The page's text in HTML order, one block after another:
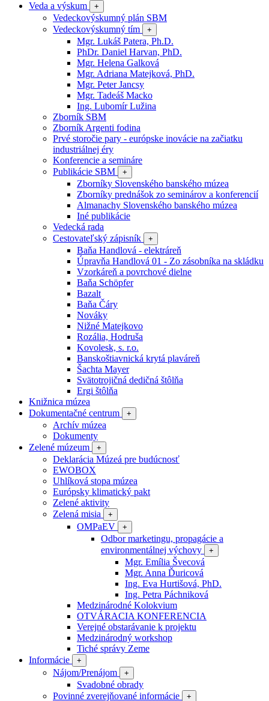
Veda a výskum
+
Vedeckovýskumný plán SBM
Vedeckovýskumný tím
+
Mgr. Lukáš Patera, Ph.D.
PhDr. Daniel Harvan, PhD.
Mgr. Helena Galková
Mgr. Adriana Matejková, PhD.
Mgr. Peter Jancsy
Mgr. Tadeáš Macko
Ing. Lubomír Lužina
Zborník SBM
Zborník Argenti fodina
Prvé storočie pary - európske inovácie na začiatku
industriálnej éry
Konferencie a semináre
Publikácie SBM
+
Zborníky Slovenského banského múzea
Zborníky prednášok zo seminárov a konferencií
Almanachy Slovenského banského múzea
Iné publikácie
Vedecká rada
Cestovateľský zápisník
+
Baňa Handlová - elektráreň
Úpravňa Handlová 01 - Zo zásobníka na skládku
Vzorkáreň a povrchové dielne
Baňa Schöpfer
Bazalt
Baňa Čáry
Nováky
Nižné Matejkovo
Rozália, Hodruša
Kovolesk, s. r.o.
Banskoštiavnická krytá plaváreň
Šachta Mayer
Svätotrojičná dedičná štôlňa
Ergi štôlňa
Knižnica múzea
Dokumentačné centrum
+
Archív múzea
Dokumenty
Zelené múzeum
+
Deklarácia Múzeá pre budúcnosť
EWOBOX
Uhlíková stopa múzea
Európsky klimatický pakt
Zelené aktivity
Zelená misia
+
OMPaEV +
Odbor marketingu, propagácie a
environmentálnej výchovy
+
Mgr. Emília Švecová
Mgr. Anna Ďuricová
Ing. Eva Hurtišová, PhD.
Ing. Petra Páchniková
Medzinárodné Kolokvium
OTVÁRACIA KONFERENCIA
Verejné obstarávanie k projektu
Medzinárodný workshop
Tiché správy Zeme
Informácie
+
Nájom/Prenájom +
Svadobné obrady
Povinné zverejňované informácie
+